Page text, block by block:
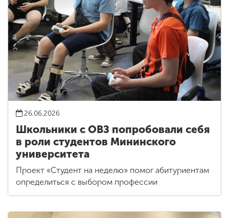
26.06.2026
Школьники с ОВЗ попробовали себя
в роли студентов Мининского
университета
Проект «Студент на неделю» помог абитуриентам
определиться с выбором профессии